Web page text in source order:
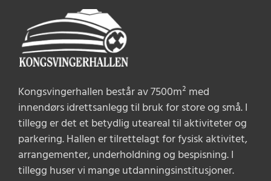
Kongsvingerhallen består av 7500m² med
innendørs idrettsanlegg til bruk for store og små. I
tillegg er det et betydlig uteareal til aktiviteter og
parkering. Hallen er tilrettelagt for fysisk aktivitet,
arrangementer, underholdning og bespisning. I
tillegg huser vi mange utdanningsinstitusjoner.